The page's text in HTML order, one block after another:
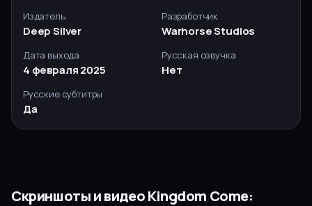
Издатель
Deep Silver
Разработчик
Warhorse Studios
Дата выхода
4 февраля 2025
Русская озвучка
Нет
Русские субтитры
Да
Скриншоты и видеоKingdom Come: